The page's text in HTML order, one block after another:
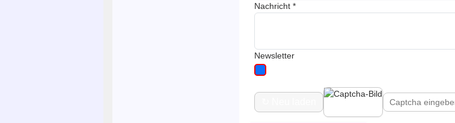
Nachricht*
Newsletter